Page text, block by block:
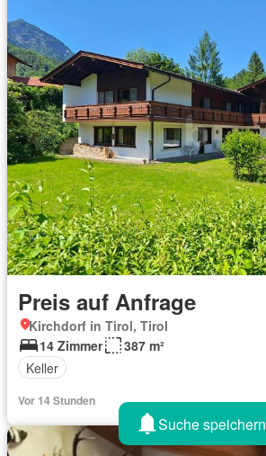
Preis auf Anfrage
Kirchdorf in Tirol, Tirol
14 Zimmer
387 m²
Keller
Vor 14 Stunden
Suche speichern